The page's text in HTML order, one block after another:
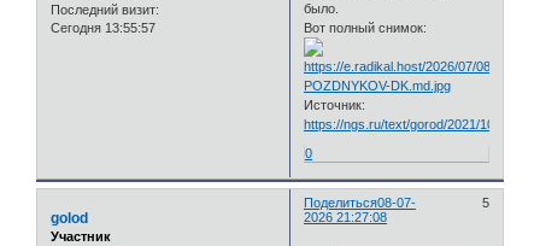
Последний визит:
Сегодня 13:55:57
было.
Вот полный снимок:
Источник:
https://ngs.ru/text/gorod/2021/10/23/
0
Поделиться 5
08-07-
2026 21:27:08
golod
Участник